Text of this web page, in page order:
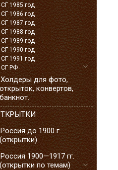
СГ 1985 год
СГ 1986 год
СГ 1987 год
СГ 1988 год
СГ 1989 год
СГ 1990 год
СГ 1991 год
СГ РФ
Холдеры для фото,
открыток, конвертов,
банкнот.
Россия до 1900 г.
(открытки)
Россия 1900—1917 гг.
(открытки по темам)